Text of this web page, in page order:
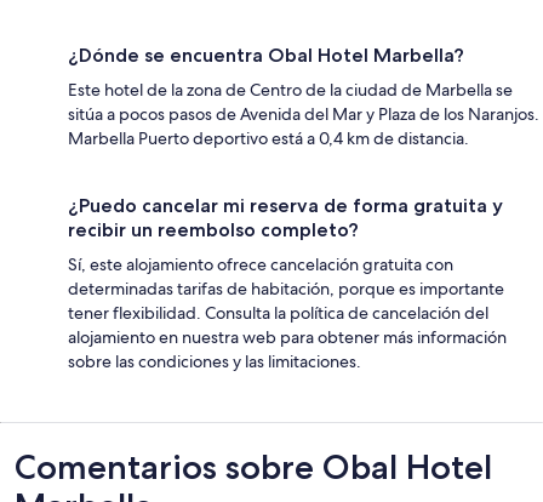
¿Dónde se encuentra Obal Hotel Marbella?
Este hotel de la zona de Centro de la ciudad de Marbella se
sitúa a pocos pasos de Avenida del Mar y Plaza de los Naranjos.
Marbella Puerto deportivo está a 0,4 km de distancia.
¿Puedo cancelar mi reserva de forma gratuita y
recibir un reembolso completo?
Sí, este alojamiento ofrece cancelación gratuita con
determinadas tarifas de habitación, porque es importante
tener flexibilidad. Consulta la política de cancelación del
alojamiento en nuestra web para obtener más información
sobre las condiciones y las limitaciones.
Comentarios
Comentarios sobre Obal Hotel